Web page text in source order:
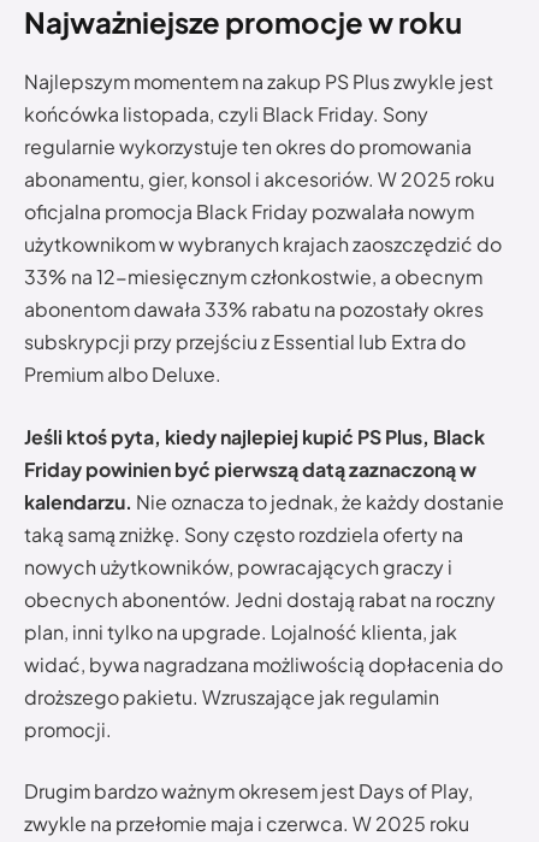
Najważniejsze promocje w roku
Najlepszym momentem na zakup PS Plus zwykle jest
końcówka listopada, czyli Black Friday. Sony
regularnie wykorzystuje ten okres do promowania
abonamentu, gier, konsol i akcesoriów. W 2025 roku
oficjalna promocja Black Friday pozwalała nowym
użytkownikom w wybranych krajach zaoszczędzić do
33% na 12-miesięcznym członkostwie, a obecnym
abonentom dawała 33% rabatu na pozostały okres
subskrypcji przy przejściu z Essential lub Extra do
Premium albo Deluxe.
Jeśli ktoś pyta, kiedy najlepiej kupić PS Plus, Black
Friday powinien być pierwszą datą zaznaczoną w
kalendarzu. Nie oznacza to jednak, że każdy dostanie
taką samą zniżkę. Sony często rozdziela oferty na
nowych użytkowników, powracających graczy i
obecnych abonentów. Jedni dostają rabat na roczny
plan, inni tylko na upgrade. Lojalność klienta, jak
widać, bywa nagradzana możliwością dopłacenia do
droższego pakietu. Wzruszające jak regulamin
promocji.
Drugim bardzo ważnym okresem jest Days of Play,
zwykle na przełomie maja i czerwca. W 2025 roku